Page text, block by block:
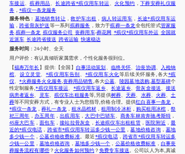
车接运、殡葬用品 、长途跨省*殡仪用车转运 火化预约
下葬安葬礼仪服
务， *殡仪一条龙服务
服务特色 ： 墓地销售转让 ，救护车出租 病人转运用车
长途*殡仪用车运
输，跨省骨灰护送等一系列 殡葬服务 ，致力于殡葬一条龙全包托管式管家服
务. 殡葬一条龙 _殡仪服务公司 _丧葬用车-葬花网 *殡仪*殡仪用车外运 _全国就
近派车_ 长途跨省接送 跨省运输_ 快速稳达
服务时间 ： 24小时、全天
用户评价： 有认真倾听家属需求，个性化服务很到位。
【福寿万年长 】提供:【全国】 白事活动策划 临终关怀 、治丧协调
入殓纳
棺
设立灵堂 *殡仪用车告别 *殡仪用车火化等后续关怀服务 ,各大*殡
仪
*火葬服务火化服务, 丧葬用品销售 ,各大公墓 、陵园墓地选购, 墓型墓碑个
性定制服务 ,*殡仪用车接运 *殡仪用车返乡 长途返乡 、骨灰盒接送 、接送
病患者返乡
灵车、 殡仪车出租服务等 ,另提供树葬、天葬 水葬、 火葬
土
葬等不同安葬方式，有专业人士为您指导,价格合理 。提供红白喜事一条龙
*殡仪一条龙 ，葬礼一条龙， 租水晶棺材 ，租用制冷冰柜， 购买租用冰棺 ，祭
祀三周年
办五周年，出殡用车 ，大巴中巴轿车 商务车林肯奔驰考斯特
45座大巴车，面包车，接站拉骨灰盒 长途殡仪车出租租赁， 医院附近 ，最
近的*殡仪电话
跨省市*殡仪用车转运多少钱一公里 ，墓地价格咨询，墓地
多少钱一个，公墓价格收费标准。最近*殡仪电话，跨省市*殡仪用车转运多
少钱一公里 ，墓地价格咨询 墓地多少钱一个 公墓价格收费标准
白事丧
葬服务流程有哪些？ 火化服务如何预约 ？免费专车接送 。公司以人为本 ,真诚